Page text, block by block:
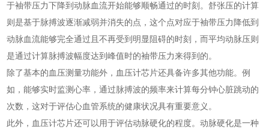
于袖带压力下降到动脉血流开始能够顺畅通过的时刻。舒张压的计算
则是基于脉搏波逐渐减弱并消失的点，这个点对应于袖带压力降低到
动脉血流能够完全通过且不再受到明显阻碍的时刻，而平均动脉压则
是通过计算脉搏波幅度达到峰值时的袖带压力来得到的。
除了基本的血压测量功能外，血压计芯片还具备许多其他功能。例
如，能够实时监测心率，通过脉搏波的频率来计算每分钟心脏跳动的
次数，这对于评估心血管系统的健康状况具有重要意义。
此外，血压计芯片还可以用于评估动脉硬化的程度。动脉硬化是一种